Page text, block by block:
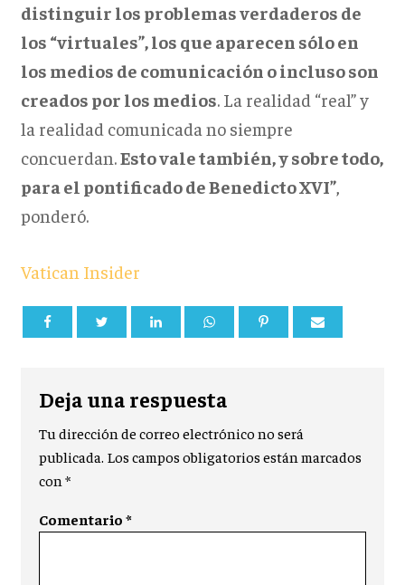
distinguir los problemas verdaderos de
los “virtuales”, los que aparecen sólo en
los medios de comunicación o incluso son
creados por los medios. La realidad “real” y
la realidad comunicada no siempre
concuerdan.Esto vale también, y sobre todo,
para el pontificado de Benedicto XVI”,
ponderó.
Vatican Insider
Deja una respuesta
Tu dirección de correo electrónico no será
publicada. Los campos obligatorios están marcados
con*
Comentario*